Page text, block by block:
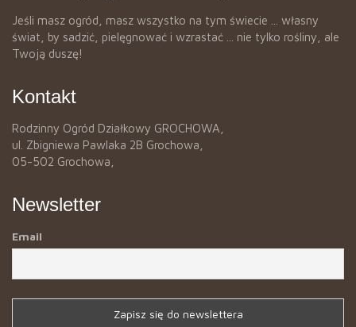
Jeśli masz ogród, masz wszystko na tym świecie ... własny
świat, by sadzić, pielęgnować i wzrastać ... nie tylko rośliny, ale
Twoją duszę!
Kontakt
Rodzinny Ogród Działkowy GROCHOWA,
ul. Zbigniewa Pawlaka 2B Grochowa,
05-502 Grochowa,
Newsletter
Email